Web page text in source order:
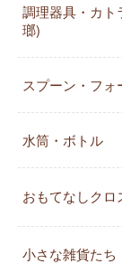
調理器具・カト
瑯)
スプーン・フ
水筒・ボトル
おもてなしクロ
小さな雑貨たち